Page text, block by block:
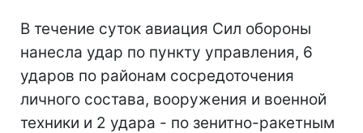
В течение суток авиация Сил обороны
нанесла удар по пункту управления, 6
ударов по районам сосредоточения
личного состава, вооружения и военной
техники и 2 удара - по зенитно-ракетным